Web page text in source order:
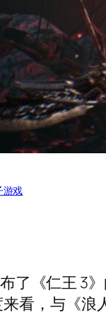
游戏
布了《仁王
看，与《浪